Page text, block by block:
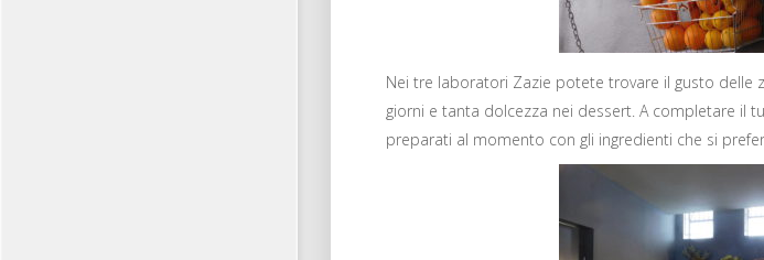
Nei tre laboratori Zazie potete trovare il gusto delle
giorni e tanta dolcezza nei dessert. A completare il
preparati al momento con gli ingredienti che si